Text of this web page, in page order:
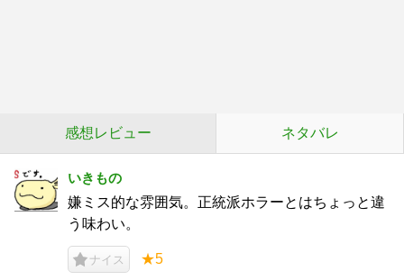
感想レビュー ネタバレ
いきもの
嫌ミス的な雰囲気。正統派ホラーとはちょっと違
う味わい。
ナイス ★5